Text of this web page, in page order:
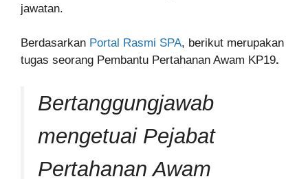
jawatan.
Berdasarkan Portal Rasmi SPA, berikut merupakan
tugas seorang Pembantu Pertahanan Awam KP19.
Bertanggungjawab
mengetuai Pejabat
Pertahanan Awam